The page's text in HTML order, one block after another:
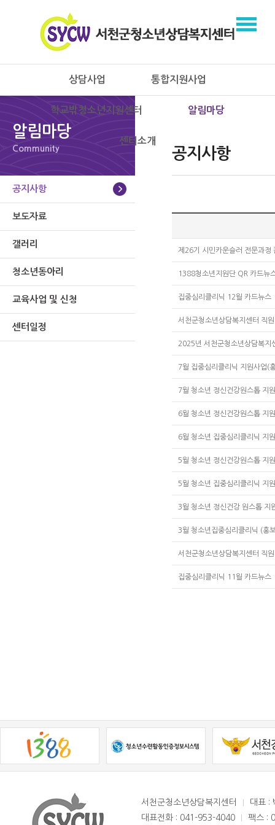
상담사업 통합지원사업
학교밖청소년지원센터 알림마당
센터소개
알림마당
Community
공지사항
보도자료
갤러리
청소년동아리
교육사업 및 신청
센터일정
공지사항
제26기 시민카운슬러 전문과정
1388청소년지원단 QR 카드뉴
집중심리클리닉 12월 카드뉴스
서천군청소년상담복지센터 직
2025년 서천군청소년상담복지
7월 집중심리클리닉 지원사업(
7월 청소년 정신건강원스톱 지
6월 청소년 정신건강원스톱 지
6월 청소년 집중심리클리닉 지
5월 청소년 정신건강원스톱 지
5월 청소년 집중심리클리닉 지
3월 청소년 정신건강 원스톱 지
3월 청소년집중심리클리닉 (홍
서천군청소년상담복지센터 직
집중심리클리닉 11월 카드뉴스
서천군청소년상담복지센터
대표 :
대표전화 : 041-953-4040
팩스 :